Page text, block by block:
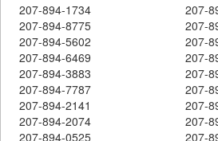
207-894-1734
207-
207-894-8775
207-
207-894-5602
207-
207-894-6469
207-
207-894-3883
207-
207-894-7787
207-
207-894-2141
207-
207-894-2074
207-
207-894-0525
207-